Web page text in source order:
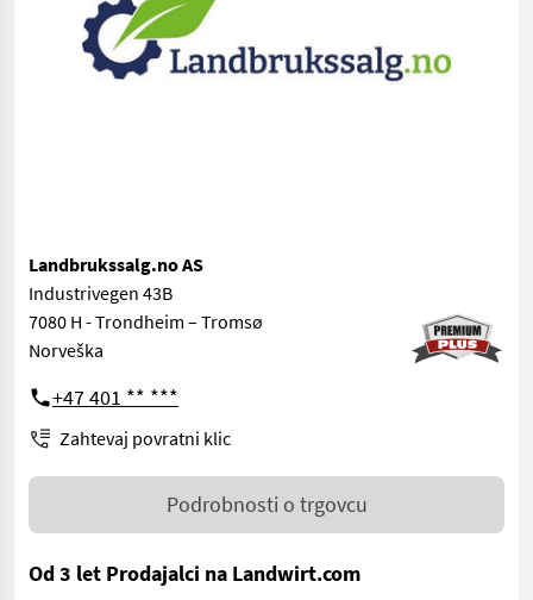
Landbrukssalg.no AS
Industrivegen 43B
7080 H - Trondheim – Tromsø
Norveška
+47 401 ** ***
Zahtevaj povratni klic
Podrobnosti o trgovcu
Od 3 let Prodajalci na Landwirt.com